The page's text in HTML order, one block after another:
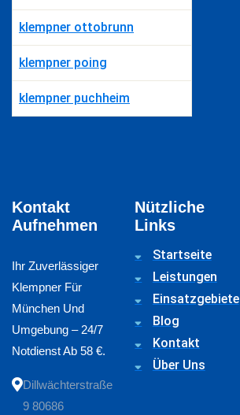
Kontakt
Aufnehmen
Ihr Zuverlässiger
Klempner Für
München Und
Umgebung – 24/7
Notdienst Ab 58 €.
Dillwächterstraße
9 80686
Nützliche
Links
Startseite
Leistungen
Einsatzgebiete
Blog
Kontakt
Über Uns
klempner ottobrunn
klempner poing
klempner puchheim